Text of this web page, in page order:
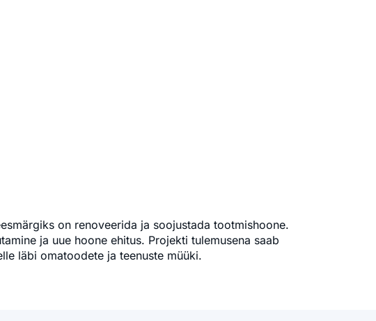
on renoveerida ja soojustada tootmishoone.
ja uue hoone ehitus. Projekti tulemusena saab
läbi omatoodete ja teenuste müüki.